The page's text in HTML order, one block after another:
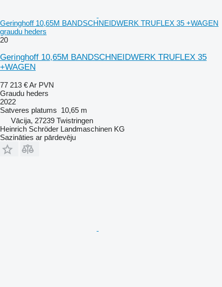
Geringhoff 10,65M BANDSCHNEIDWERK TRUFLEX 35 +WAGEN
graudu heders
20
Geringhoff 10,65M BANDSCHNEIDWERK TRUFLEX 35
+WAGEN
77 213 €Ar PVN
Graudu heders
2022
Satveres platums 10,65 m
Vācija, 27239 Twistringen
Heinrich Schröder Landmaschinen KG
Sazināties ar pārdevēju